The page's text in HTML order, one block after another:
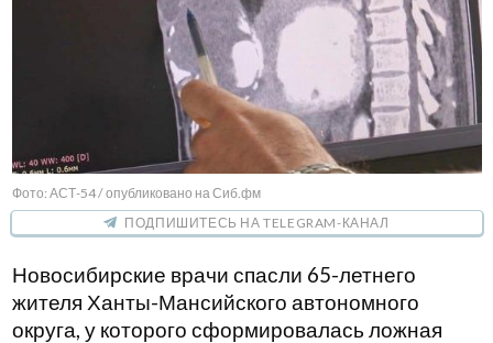
Фото: АСТ-54 / опубликовано на Сиб.фм
ПОДПИШИТЕСЬ НА TELEGRAM-КАНАЛ
Новосибирские врачи спасли 65-летнего
жителя Ханты-Мансийского автономного
округа, у которого сформировалась ложная